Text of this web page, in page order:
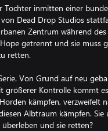
Tochter inmitten einer
Dead Drop Studios
Zentrum während
getrennt und sie muss
retten.
Von Grund auf neu
größerer Kontrolle kommt
kämpfen, verzweifelt
Albtraum kämpfen. Sie
und sie retten?